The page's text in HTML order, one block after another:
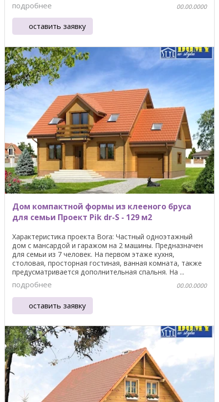
подробнее 00.00.0000
оставить заявку
Дом компактной формы из клееного бруса
для семьи Проект Pik dr-S - 129 м2
Характеристика проекта Bora: Частный одноэтажный
дом с мансардой и гаражом на 2 машины. Предназначен
для семьи из 7 человек. На первом этаже кухня,
столовая, просторная гостиная, ванная комната, также
предусматривается дополнительная спальня. На ...
подробнее 00.00.0000
оставить заявку